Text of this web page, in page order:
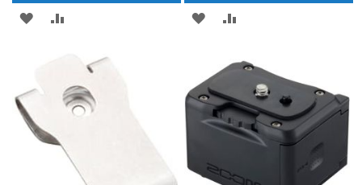
AAN
TOEVOEGEN
TE
AAN
TOEVOEGEN
OM
TE
VERGELIJKEN